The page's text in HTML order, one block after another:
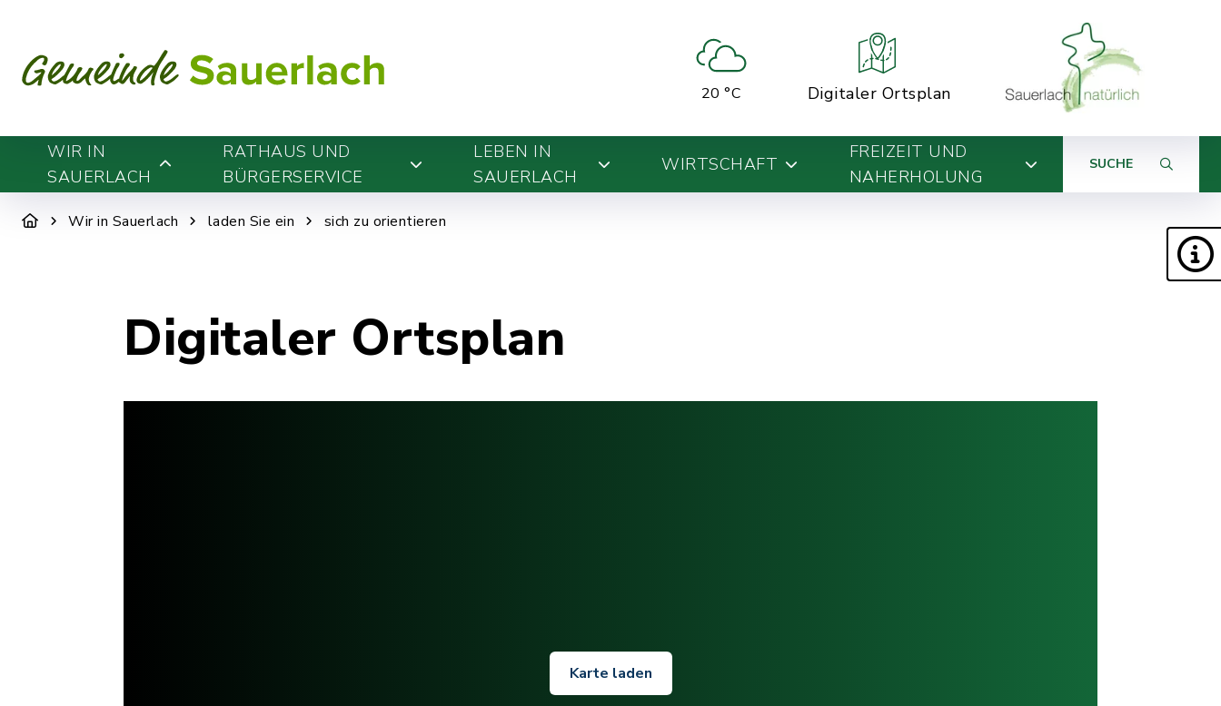
20 °C Digitaler Ortsplan
WIR IN
SAUERLACH
RATHAUS UND
BÜRGERSERVICE
LEBEN IN
SAUERLACH
WIRTSCHAFT
FREIZEIT UND
NAHERHOLUNG
SUCHE
Wir in Sauerlach laden Sie ein sich zu orientieren
Digitaler Ortsplan
Karte laden